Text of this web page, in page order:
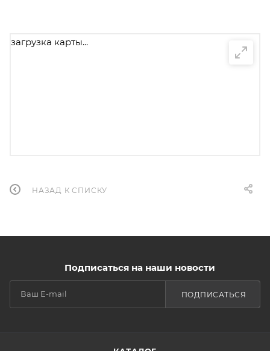
загрузка карты...
НАЗАД К СПИСКУ
Подписаться на наши новости
ПОДПИСАТЬСЯ